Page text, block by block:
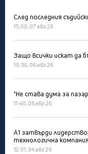
След последния
15:00, 07 авг 26
Защо всички искат да
10:30, 06 авг 26
"Не става дума за
11:40, 05 авг 26
А1 затвърди
технологична
12:01, 04 авг 26